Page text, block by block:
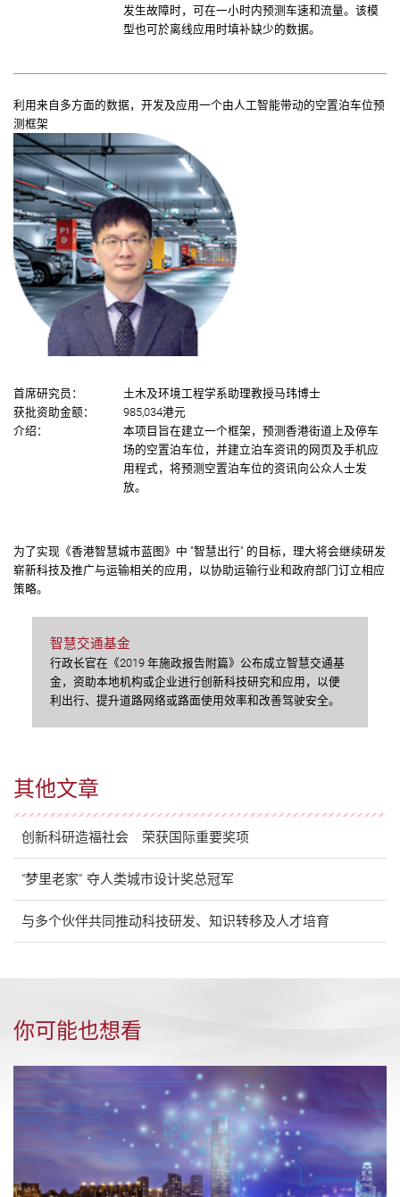
其他文章
创新科研造福社会 荣获国际重要奖项
“梦里老家” 夺人类城市设计奖总冠军
与多个伙伴共同推动科技研发、知识转移及人才培育
发生故障时，可在一小时内预测车速和流量。该模
型也可於离线应用时填补缺少的数据。
利用来自多方面的数据，开发及应用一个由人工智能带动的空置泊车位预
测框架
首席研究员：
土木及环境工程学系助理教授马玮博士
获批资助金额：
985,034港元
介绍：
本项目旨在建立一个框架，预测香港街道上及停车
场的空置泊车位，并建立泊车资讯的网页及手机应
用程式，将预测空置泊车位的资讯向公众人士发
放。
为了实现《香港智慧城市蓝图》中 "智慧出行" 的目标，理大将会继续研发
崭新科技及推广与运输相关的应用，以协助运输行业和政府部门订立相应
策略。
智慧交通基金
行政长官在《2019 年施政报告附篇》公布成立智慧交通基
金，资助本地机构或企业进行创新科技研究和应用，以便
利出行、提升道路网络或路面使用效率和改善驾驶安全。
你可能也想看